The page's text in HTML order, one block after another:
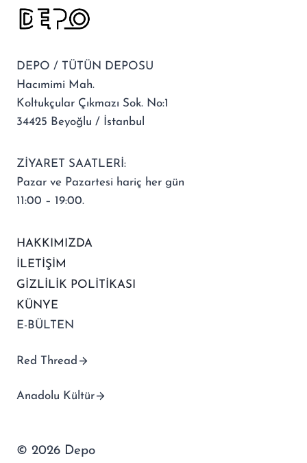
DEPO / TÜTÜN DEPOSU
Hacımimi Mah.
Koltukçular Çıkmazı Sok. No:1
34425 Beyoğlu / İstanbul
ZİYARET SAATLERİ:
Pazar ve Pazartesi hariç her gün
11:00 – 19:00.
HAKKIMIZDA
İLETİŞİM
GİZLİLİK POLİTİKASI
KÜNYE
E-BÜLTEN
Red Thread
Anadolu Kültür
© 2026 Depo